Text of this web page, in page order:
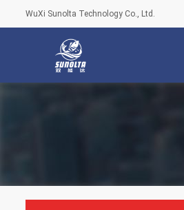
WuXi Sunolta Technology Co., Ltd.